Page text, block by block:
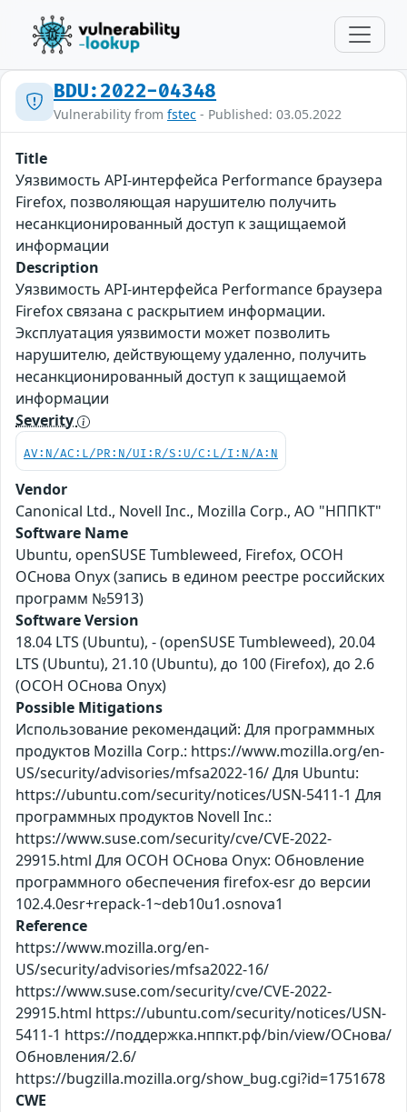
BDU:2022-04348
Vulnerability from fstec - Published: 03.05.2022
Title
Уязвимость API-интерфейса Performance браузера
Firefox, позволяющая нарушителю получить
несанкционированный доступ к защищаемой
информации
Description
Уязвимость API-интерфейса Performance браузера
Firefox связана с раскрытием информации.
Эксплуатация уязвимости может позволить
нарушителю, действующему удаленно, получить
несанкционированный доступ к защищаемой
информации
Severity
AV:N/AC:L/PR:N/UI:R/S:U/C:L/I:N/A:N
Vendor
Canonical Ltd., Novell Inc., Mozilla Corp., АО "НППКТ"
Software Name
Ubuntu, openSUSE Tumbleweed, Firefox, ОСОН
ОСнова Оnyx (запись в едином реестре российских
программ №5913)
Software Version
18.04 LTS (Ubuntu), - (openSUSE Tumbleweed), 20.04
LTS (Ubuntu), 21.10 (Ubuntu), до 100 (Firefox), до 2.6
(ОСОН ОСнова Оnyx)
Possible Mitigations
Использование рекомендаций: Для программных
продуктов Mozilla Corp.: https://www.mozilla.org/en-
US/security/advisories/mfsa2022-16/ Для Ubuntu:
https://ubuntu.com/security/notices/USN-5411-1 Для
программных продуктов Novell Inc.:
https://www.suse.com/security/cve/CVE-2022-
29915.html Для ОСОН ОСнова Оnyx: Обновление
программного обеспечения firefox-esr до версии
102.4.0esr+repack-1~deb10u1.osnova1
Reference
https://www.mozilla.org/en-
US/security/advisories/mfsa2022-16/
https://www.suse.com/security/cve/CVE-2022-
29915.html https://ubuntu.com/security/notices/USN-
5411-1 https://поддержка.нппкт.рф/bin/view/ОСнова/
Обновления/2.6/
https://bugzilla.mozilla.org/show_bug.cgi?id=1751678
CWE